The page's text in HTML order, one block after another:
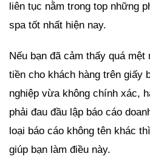
liên tục nằm trong top những
spa tốt nhất hiện nay.
Nếu bạn đã cảm thấy quá
tiền cho khách hàng trên giấy
nghiệp vừa không chính xác,
phải đau đầu lập báo cáo
loại báo cáo không tên khác
giúp bạn làm điều này.